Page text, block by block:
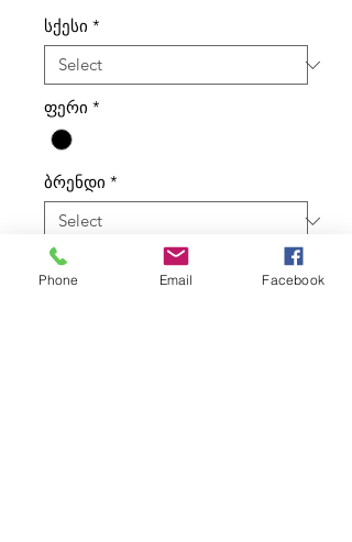
სქესი *
ფერი *
ბრენდი *
ტიპი
Phone Email Facebook